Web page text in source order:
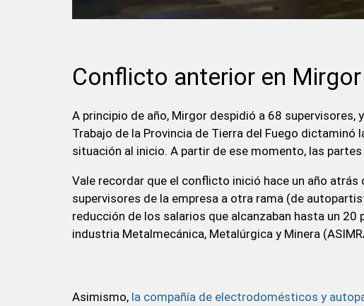
Conflicto anterior en Mirgor
A principio de año, Mirgor despidió a 68 supervisores,
Trabajo de la Provincia de Tierra del Fuego
situación al inicio. A partir de ese momento, las
Vale recordar que el conflicto inició hace un año
supervisores de la empresa a otra rama (de
reducción de los salarios que alcanzaban hasta un
industria Metalmecánica, Metalúrgica y Minera
Asimismo, la compañía de electrodomésticos y